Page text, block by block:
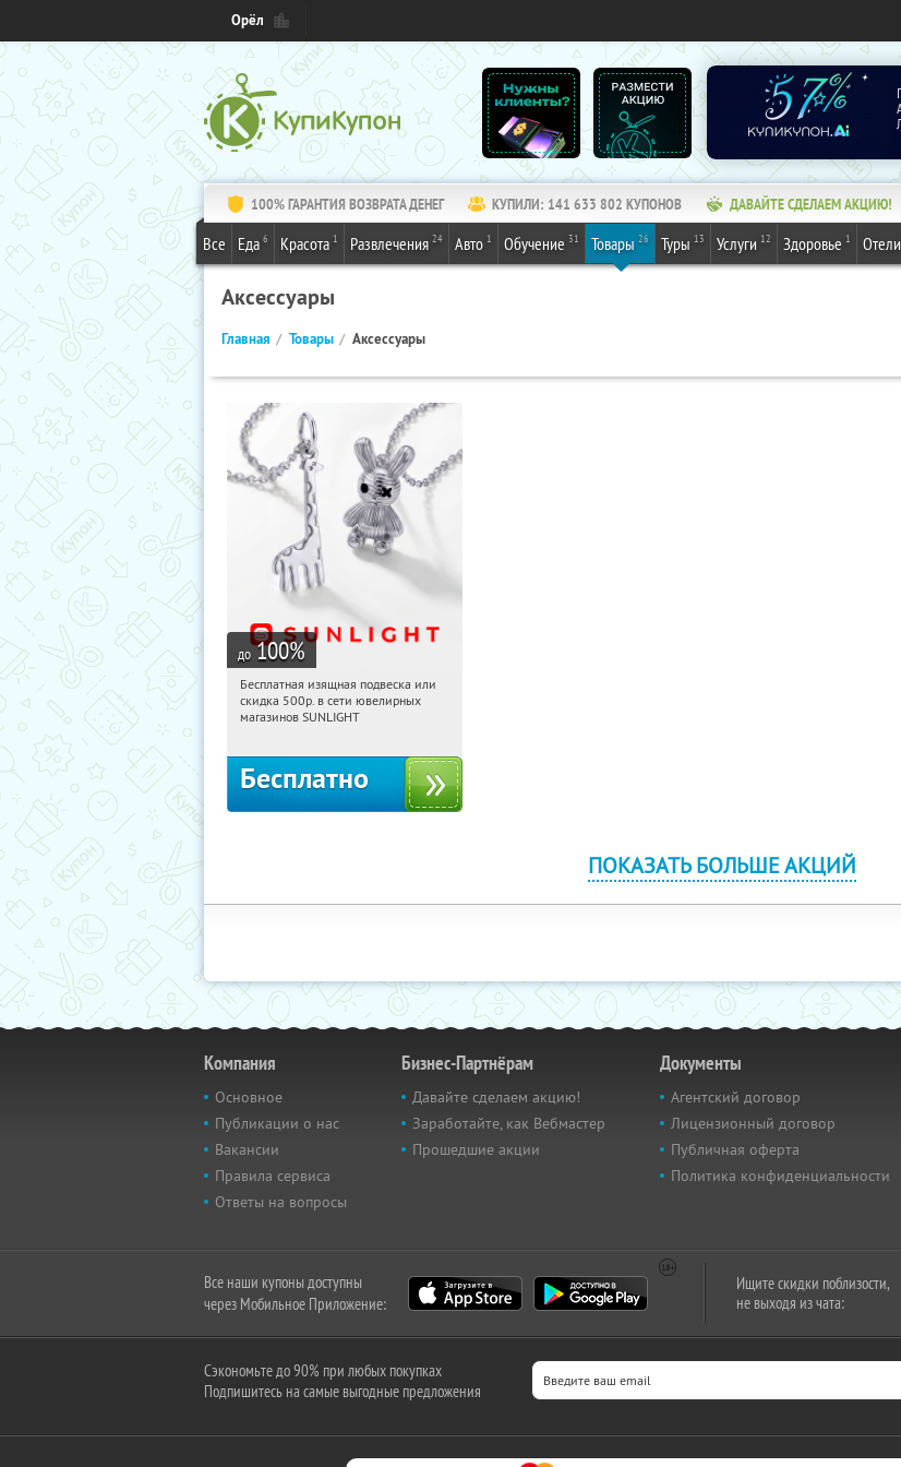
Орёл
100% ГАРАНТИЯ ВОЗВРАТА ДЕНЕГ КУПИЛИ: 141 633 802 КУПОНОВ ДАВАЙТЕ СДЕЛАЕМ АКЦИЮ!
Все Еда 6 Красота 1 Развлечения 24 Авто 1 Обучение 31 Товары 26 Туры 13 Услуги 12 Здоровье 1 Отели
Аксессуары
Главная Товары Аксессуары
до 100%
16:40:15 Получили:
Россия
Бесплатная изящная подвеска или
скидка 500р. в сети ювелирных
магазинов SUNLIGHT
Бесплатно
ПОКАЗАТЬ БОЛЬШЕ АКЦИЙ
Компания
Основное
Публикации о нас
Вакансии
Правила сервиса
Ответы на вопросы
Бизнес-Партнёрам
Давайте сделаем акцию!
Заработайте, как Вебмастер
Прошедшие акции
Документы
Агентский договор
Лицензионный договор
Публичная оферта
Политика конфиденциальности
Все наши купоны доступны
через Мобильное Приложение:
Ищите скидки поблизости,
не выходя из чата:
Сэкономьте до 90% при любых покупках
Подпишитесь на самые выгодные предложения